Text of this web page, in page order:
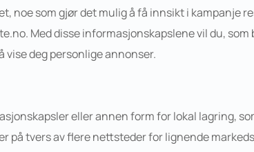
noe som gjør det mulig å få innsikt i kampanje
Med disse informasjonskapslene vil du,
vise deg personlige annonser.
eller annen form for lokal lagring,
på tvers av flere nettsteder for lignende